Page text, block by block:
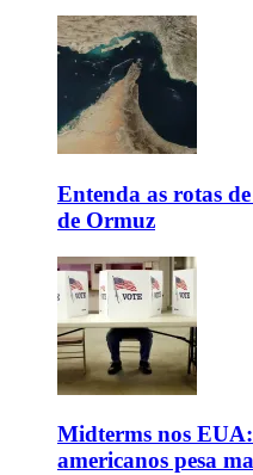
Entenda as rotas
de Ormuz
Midterms nos
americanos pesa